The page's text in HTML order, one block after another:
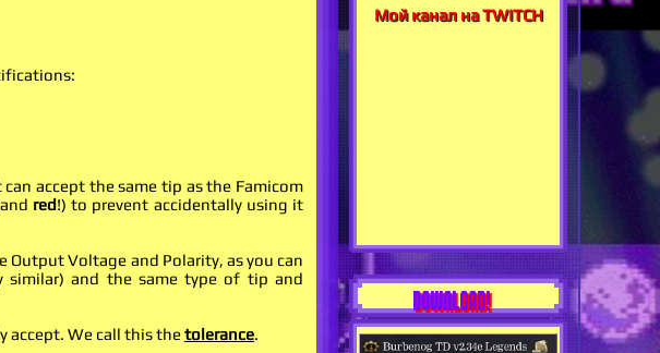
accept the same tip as the Famicom
red!) to prevent accidentally using it
Output Voltage and Polarity, as you can
similar) and the same type of tip and
accept. We call this thetolerance.
Мой канал на TWITCH
DOWNLOAD!